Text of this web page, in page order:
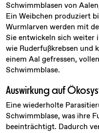
Schwimmblasen von
Ein Weibchen produziert
Wurmlarven werden mit
Sie entwickeln sich weiter
wie Ruderfußkrebsen und
einem Aal gefressen,
Schwimmblase.
Auswirkung auf
Eine wiederholte
Schwimmblase, was ihre
beeinträchtigt. Dadurch